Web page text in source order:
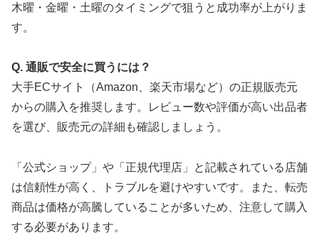
木曜・金曜・土曜のタイミングで狙うと成功率が上がりま
す。
Q. 通販で安全に買うには？
大手ECサイト（Amazon、楽天市場など）の正規販売元
からの購入を推奨します。レビュー数や評価が高い出品者
を選び、販売元の詳細も確認しましょう。
「公式ショップ」や「正規代理店」と記載されている店舗
は信頼性が高く、トラブルを避けやすいです。また、転売
商品は価格が高騰していることが多いため、注意して購入
する必要があります。